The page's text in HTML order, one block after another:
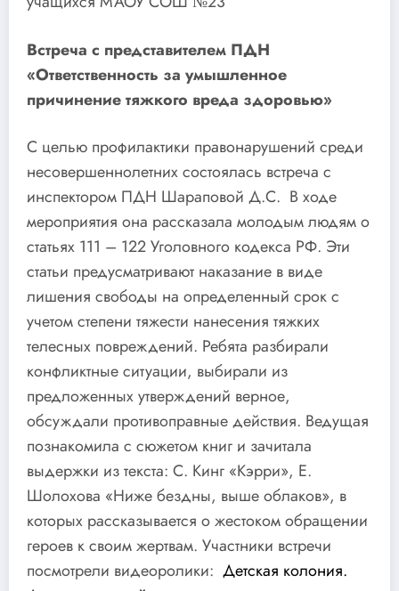
Встреча с представителем ПДН
«Ответственность за умышленное
причинение тяжкого вреда здоровью»
С целью профилактики правонарушений среди
несовершеннолетних состоялась встреча с
инспектором ПДН Шараповой Д.С. В ходе
мероприятия она рассказала молодым людям о
статьях 111 – 122 Уголовного кодекса РФ. Эти
статьи предусматривают наказание в виде
лишения свободы на определенный срок с
учетом степени тяжести нанесения тяжких
телесных повреждений. Ребята разбирали
конфликтные ситуации, выбирали из
предложенных утверждений верное,
обсуждали противоправные действия. Ведущая
познакомила с сюжетом книг и зачитала
выдержки из текста: С. Кинг «Кэрри», Е.
Шолохова «Ниже бездны, выше облаков», в
которых рассказывается о жестоком обращении
героев к своим жертвам. Участники встречи
посмотрели видеоролики: Детская колония.